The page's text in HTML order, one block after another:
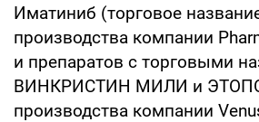
Иматиниб (торговое
производства компании
и препаратов с торговыми
ВИНКРИСТИН МИЛИ и
производства компании